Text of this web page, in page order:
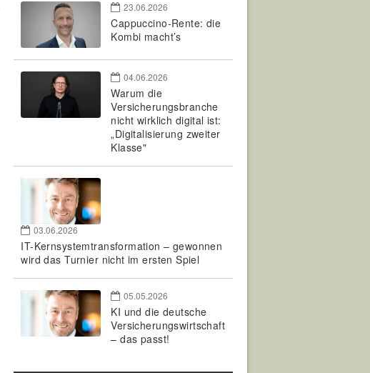
23.06.2026
Cappuccino-Rente: die
Kombi macht’s
04.06.2026
Warum die
Versicherungsbranche
nicht wirklich digital ist:
„Digitalisierung zweiter
Klasse"
03.06.2026
IT-Kernsystemtransformation – gewonnen
wird das Turnier nicht im ersten Spiel
05.05.2026
KI und die deutsche
Versicherungswirtschaft
– das passt!